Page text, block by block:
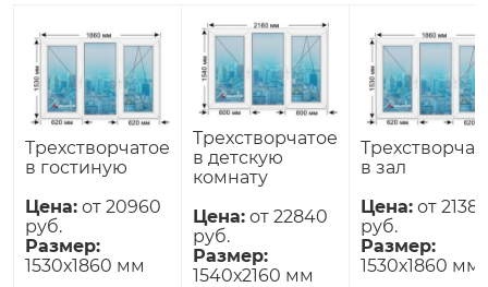
Трехстворчатое
в гостиную
Цена: от 20960
руб.
Размер:
1530х1860 мм
Трехстворчатое
в детскую
комнату
Цена: от 22840
руб.
Размер:
1540х2160 мм
в зал
Цена: от
руб.
Размер:
1530х1860 мм